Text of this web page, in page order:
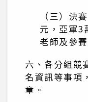
（三）決
元，亞軍3
老師及參
六、各分組競
名資訊等事項
章。